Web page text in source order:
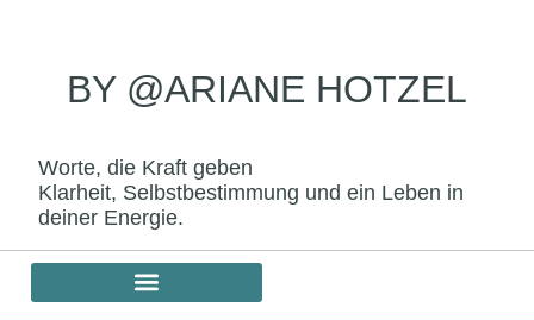
BY @ARIANE HOTZEL
Worte, die Kraft geben
Klarheit, Selbstbestimmung und ein Leben in
deiner Energie.